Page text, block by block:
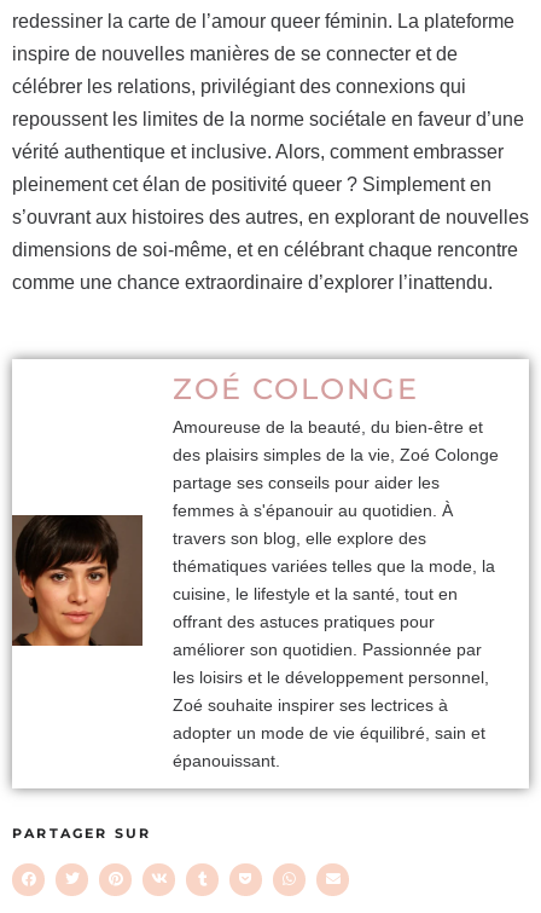
redessiner la carte de l’amour queer féminin. La plateforme
inspire de nouvelles manières de se connecter et de
célébrer les relations, privilégiant des connexions qui
repoussent les limites de la norme sociétale en faveur d’une
vérité authentique et inclusive. Alors, comment embrasser
pleinement cet élan de positivité queer ? Simplement en
s’ouvrant aux histoires des autres, en explorant de nouvelles
dimensions de soi-même, et en célébrant chaque rencontre
comme une chance extraordinaire d’explorer l’inattendu.
ZOÉ COLONGE
Amoureuse de la beauté, du bien-être et
des plaisirs simples de la vie, Zoé Colonge
partage ses conseils pour aider les
femmes à s'épanouir au quotidien. À
travers son blog, elle explore des
thématiques variées telles que la mode, la
cuisine, le lifestyle et la santé, tout en
offrant des astuces pratiques pour
améliorer son quotidien. Passionnée par
les loisirs et le développement personnel,
Zoé souhaite inspirer ses lectrices à
adopter un mode de vie équilibré, sain et
épanouissant.
PARTAGER SUR